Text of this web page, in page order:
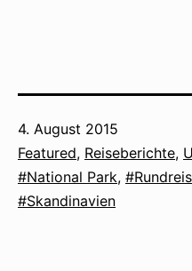
Veröffentlicht
am
4. August 2015
Kategorisiert
als
Featured, Reiseberichte,
Verschlagwortet
mit
National Park,
Skandinavien